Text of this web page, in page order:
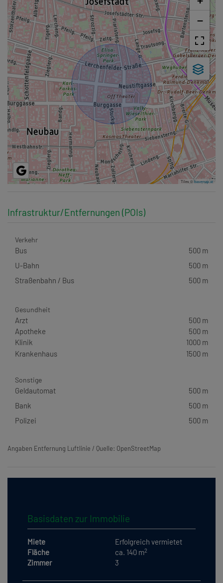
−
Tiles ©basemap.at
Infrastruktur/Entfernungen (POIs)
Verkehr
Bus
500 m
U-Bahn
500 m
Straßenbahn / Bus
500 m
Gesundheit
Arzt
500 m
Apotheke
500 m
Klinik
1000 m
Krankenhaus
1500 m
Sonstige
Geldautomat
500 m
Bank
500 m
Polizei
500 m
Angaben Entfernung Luftlinie / Quelle: OpenStreetMap
Basisdaten zur Immobilie
Miete
Erfolgreich vermietet
Fläche
ca. 140 m2
Zimmer 3